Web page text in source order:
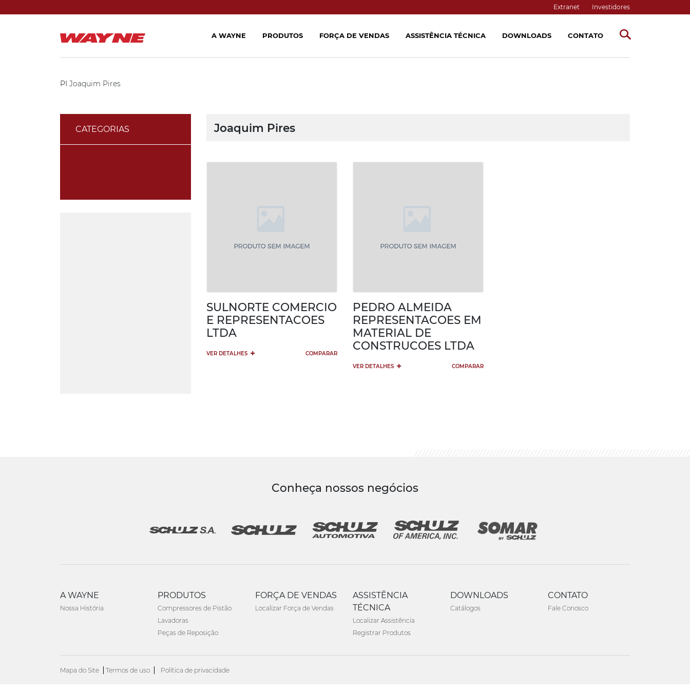
Extranet Investidores
PI Joaquim Pires
CATEGORIAS Joaquim Pires
SULNORTE COMERCIO
E REPRESENTACOES
LTDA
VER DETALHES + COMPARAR
PEDRO ALMEIDA
REPRESENTACOES EM
MATERIAL DE
CONSTRUCOES LTDA
VER DETALHES + COMPARAR
Conheça nossos negócios
A WAYNE
Nossa História
PRODUTOS
Compressores de Pistão
Lavadoras
Peças de Reposição
FORÇA DE VENDAS
Localizar Força de Vendas
ASSISTÊNCIA
TÉCNICA
Localizar Assistência
Registrar Produtos
DOWNLOADS
Catálogos
CONTATO
Fale Conosco
Mapa do Site Termos de uso Política de privacidade
A WAYNE PRODUTOS FORÇA DE VENDAS ASSISTÊNCIA TÉCNICA DOWNLOADS CONTATO